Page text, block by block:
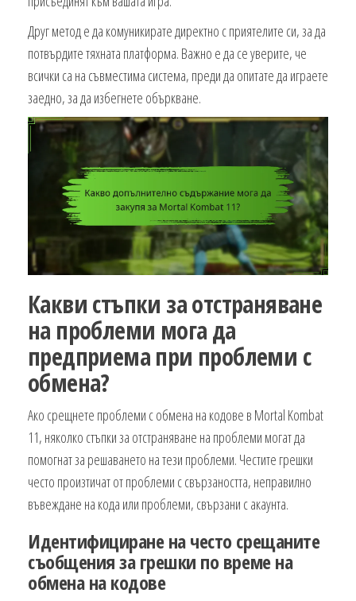
Друг метод е да комуникирате директно с приятелите си, за да
потвърдите тяхната платформа. Важно е да се уверите, че
всички са на съвместима система, преди да опитате да играете
заедно, за да избегнете объркване.
Какви стъпки за отстраняване
на проблеми мога да
предприема при проблеми с
обмена?
Ако срещнете проблеми с обмена на кодове в Mortal Kombat
11, няколко стъпки за отстраняване на проблеми могат да
помогнат за решаването на тези проблеми. Честите грешки
често произтичат от проблеми с свързаността, неправилно
въвеждане на кода или проблеми, свързани с акаунта.
Идентифициране на често срещаните
съобщения за грешки по време на
обмена на кодове